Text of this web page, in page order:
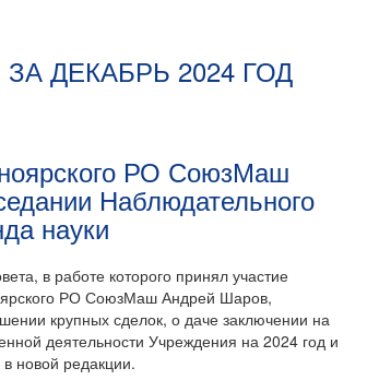
ДЕКАБРЬ 2024 ГОД
РО СоюзМаш
Наблюдательного
науки
в работе которого принял участие
РО СоюзМаш Андрей Шаров,
крупных сделок, о даче заключении на
деятельности Учреждения на 2024 год и
новой редакции.